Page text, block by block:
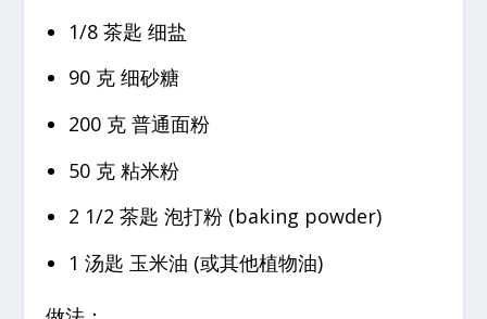
1/8 茶匙 细盐
90 克 细砂糖
200 克 普通面粉
50 克 粘米粉
2 1/2 茶匙 泡打粉 (baking powder)
1 汤匙 玉米油 (或其他植物油)